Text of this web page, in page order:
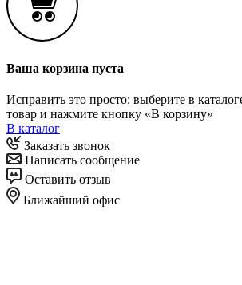
Ваша корзина пуста
Исправить это просто: выберите в
товар и нажмите кнопку «В корзину»
В каталог
Заказать звонок
Написать сообщение
Оставить отзыв
Ближайший офис